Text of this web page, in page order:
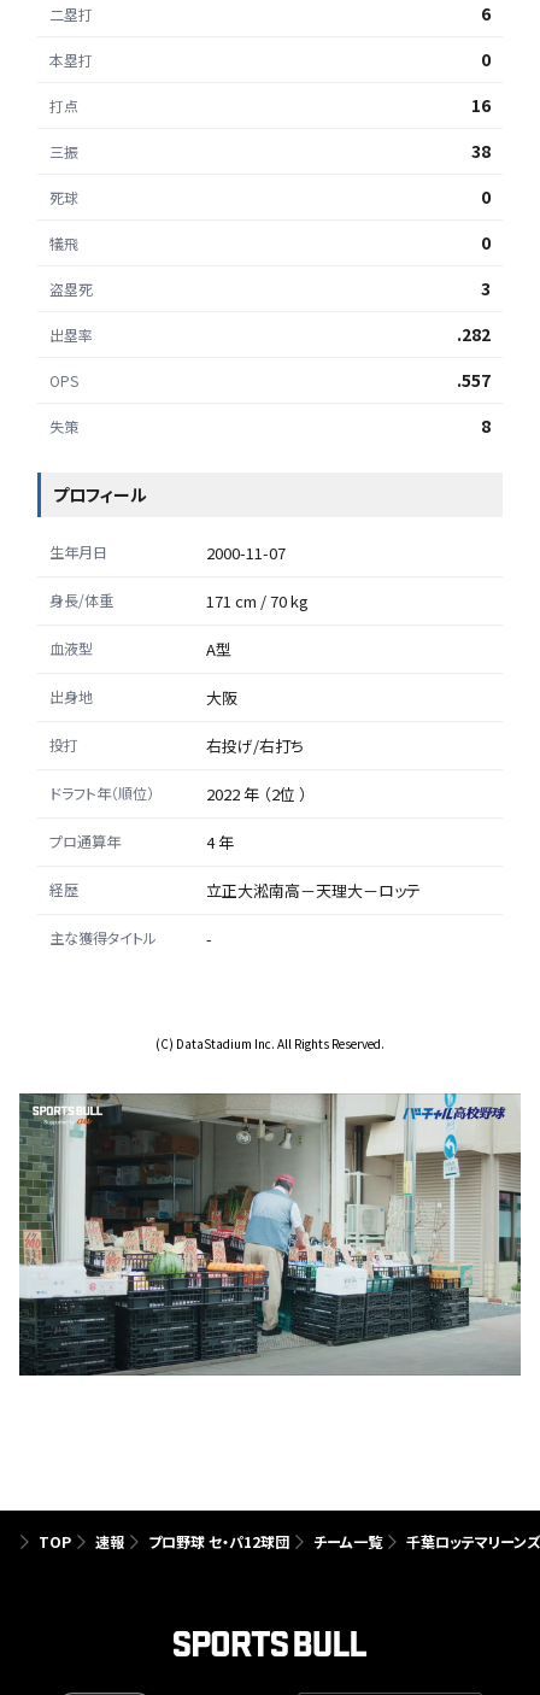
二塁打 6
本塁打 0
打点 16
三振 38
死球 0
犠飛 0
盗塁死 3
出塁率 .282
OPS .557
失策 8
プロフィール
生年月日 2000-11-07
身長/体重 171 cm / 70 kg
血液型 A型
出身地 大阪
投打 右投げ/右打ち
ドラフト年（順位） 2022 年 （2位 ）
プロ通算年 4 年
経歴 立正大淞南高－天理大－ロッテ
主な獲得タイトル -
(C) DataStadium Inc. All Rights Reserved.
TOP 速報 プロ野球 セ・パ12球団 チーム一覧 千葉ロッテマリーンズ